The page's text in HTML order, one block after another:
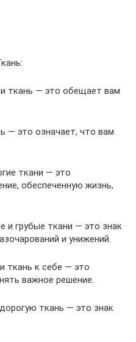
ткань — это обещает вам
— это означает, что вам
ткани — это
обеспеченную жизнь,
и грубые ткани — это знак
и унижений.
ткань к себе — это
важное решение.
ткань — это знак